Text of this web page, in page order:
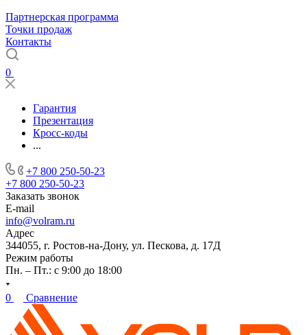
Партнерская программа
Точки продаж
Контакты
0
Гарантия
Презентация
Кросс-коды
...
+7 800 250-50-23
+7 800 250-50-23
Заказать звонок
E-mail
info@volram.ru
Адрес
344055, г. Ростов-на-Дону, ул. Пескова, д. 17Д
Режим работы
Пн. – Пт.: с 9:00 до 18:00
0 Сравнение